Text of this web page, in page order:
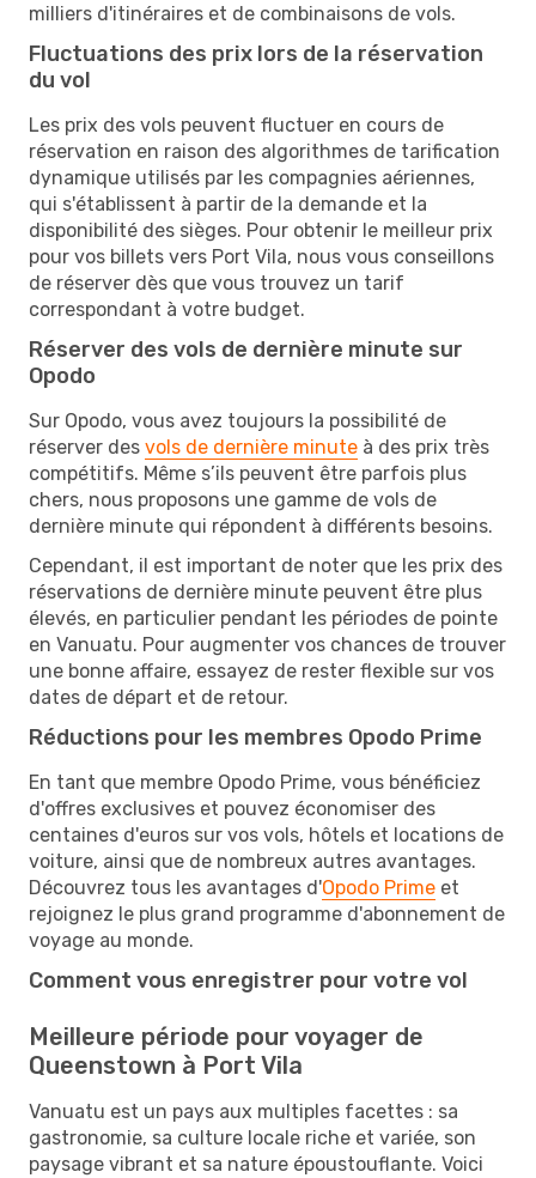
milliers d'itinéraires et de combinaisons de vols.
Fluctuations des prix lors de la réservation
du vol
Les prix des vols peuvent fluctuer en cours de
réservation en raison des algorithmes de tarification
dynamique utilisés par les compagnies aériennes,
qui s'établissent à partir de la demande et la
disponibilité des sièges. Pour obtenir le meilleur prix
pour vos billets vers Port Vila, nous vous conseillons
de réserver dès que vous trouvez un tarif
correspondant à votre budget.
Réserver des vols de dernière minute sur
Opodo
Sur Opodo, vous avez toujours la possibilité de
réserver des vols de dernière minute à des prix très
compétitifs. Même s’ils peuvent être parfois plus
chers, nous proposons une gamme de vols de
dernière minute qui répondent à différents besoins.
Cependant, il est important de noter que les prix des
réservations de dernière minute peuvent être plus
élevés, en particulier pendant les périodes de pointe
en Vanuatu. Pour augmenter vos chances de trouver
une bonne affaire, essayez de rester flexible sur vos
dates de départ et de retour.
Réductions pour les membres Opodo Prime
En tant que membre Opodo Prime, vous bénéficiez
d'offres exclusives et pouvez économiser des
centaines d'euros sur vos vols, hôtels et locations de
voiture, ainsi que de nombreux autres avantages.
Découvrez tous les avantages d'Opodo Prime et
rejoignez le plus grand programme d'abonnement de
voyage au monde.
Comment vous enregistrer pour votre vol
Meilleure période pour voyager de
Queenstown à Port Vila
Vanuatu est un pays aux multiples facettes : sa
gastronomie, sa culture locale riche et variée, son
paysage vibrant et sa nature époustouflante. Voici